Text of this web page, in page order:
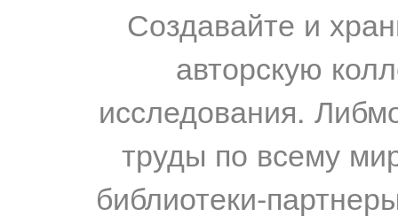
Создавайте и
авторскую
исследования.
труды по всему
библиотеки-